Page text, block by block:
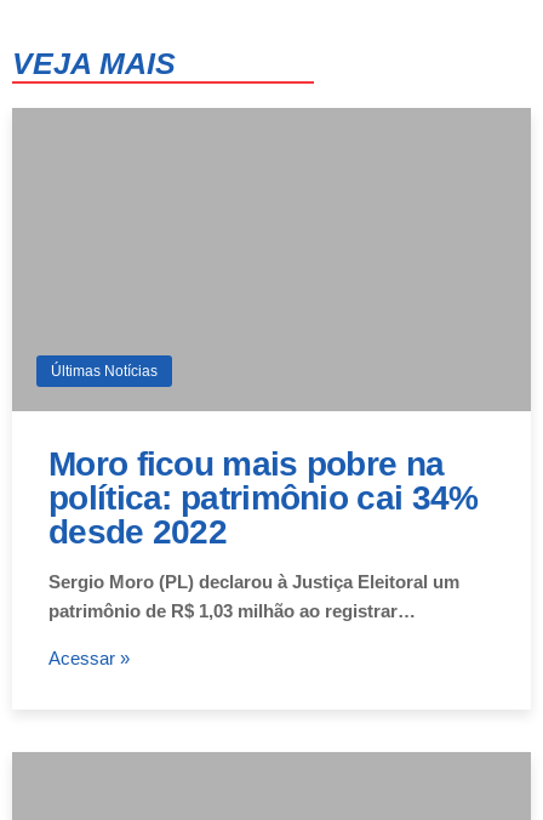
14 de agosto
Sexta-Feira 41°
VEJA MAIS
Últimas Notícias
Moro ficou mais pobre na
política: patrimônio cai 34%
desde 2022
Sergio Moro (PL) declarou à Justiça Eleitoral um
patrimônio de R$ 1,03 milhão ao registrar…
Acessar »